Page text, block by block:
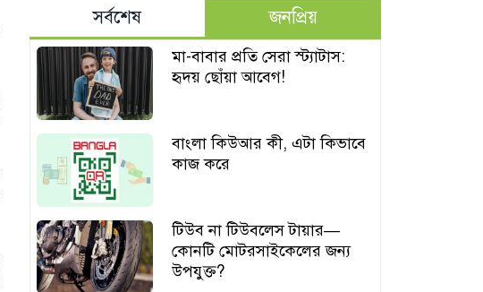
সর্বশেষ জনপ্রিয়
মা-বাবার প্রতি সেরা স্ট্যাটাস:
হৃদয় ছোঁয়া আবেগ!
বাংলা কিউআর কী, এটা কিভাবে
কাজ করে
টিউব না টিউবলেস টায়ার—
কোনটি মোটরসাইকেলের জন্য
উপযুক্ত?